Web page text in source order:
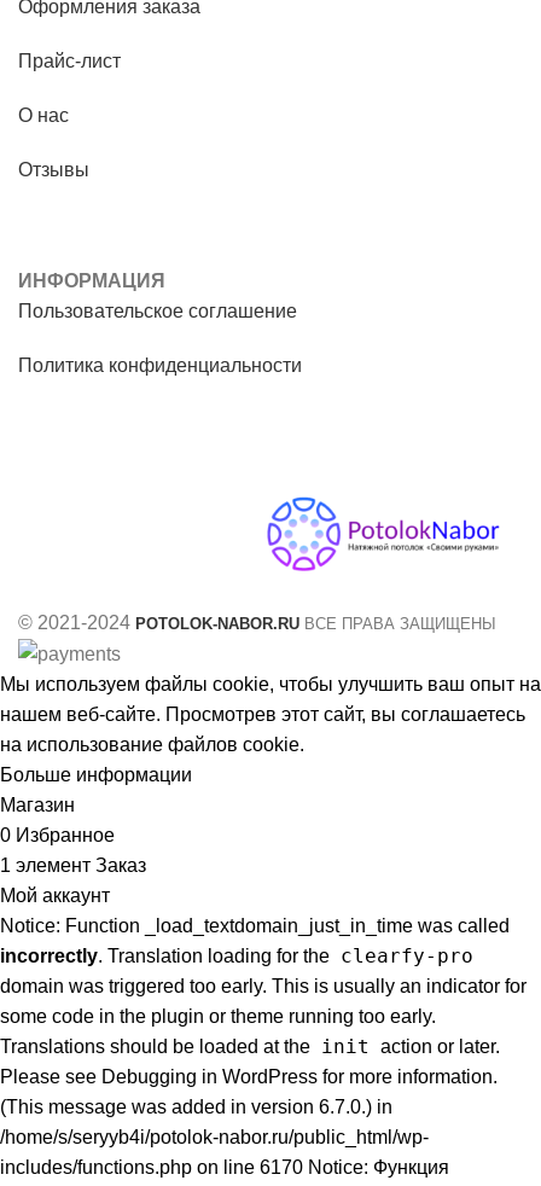
Оформления заказа
Прайс-лист
О нас
Отзывы
ИНФОРМАЦИЯ
Пользовательское соглашение
Политика конфиденциальности
© 2021-2024 POTOLOK-NABOR.RU ВСЕ ПРАВА ЗАЩИЩЕНЫ
Мы используем файлы cookie, чтобы улучшить ваш опыт на
нашем веб-сайте. Просмотрев этот сайт, вы соглашаетесь
на использование файлов cookie.
Больше информации
Магазин
0 Избранное
1 элемент Заказ
Мой аккаунт
Notice: Function _load_textdomain_just_in_time was called
incorrectly. Translation loading for the clearfy-pro
domain was triggered too early. This is usually an indicator for
some code in the plugin or theme running too early.
Translations should be loaded at the init
action or later.
Please see Debugging in WordPress for more information.
(This message was added in version 6.7.0.) in
/home/s/seryyb4i/potolok-nabor.ru/public_html/wp-
includes/functions.php on line 6170 Notice: Функция